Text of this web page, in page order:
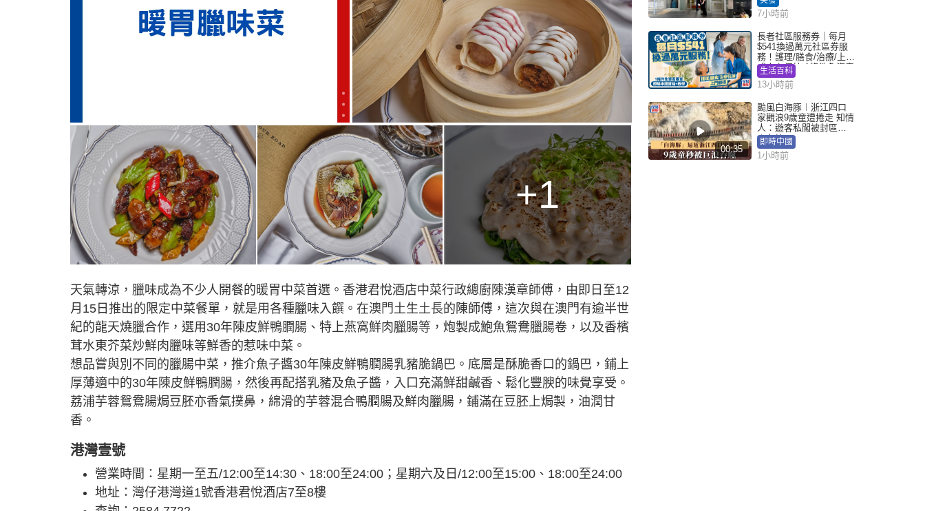
+1
天氣轉涼，臘味成為不少人開餐的暖胃中菜首選。香港君悅酒店中菜行政總廚陳漢章師傅，由即日至12
月15日推出的限定中菜餐單，就是用各種臘味入饌。在澳門土生土長的陳師傅，這次與在澳門有逾半世
紀的龍天燒臘合作，選用30年陳皮鮮鴨膶腸、特上燕窩鮮肉臘腸等，炮製成鮑魚鴛鴦臘腸卷，以及香檳
茸水東芥菜炒鮮肉臘味等鮮香的惹味中菜。
想品嘗與別不同的臘腸中菜，推介魚子醬30年陳皮鮮鴨膶腸乳豬脆鍋巴。底層是酥脆香口的鍋巴，鋪上
厚薄適中的30年陳皮鮮鴨膶腸，然後再配搭乳豬及魚子醬，入口充滿鮮甜鹹香、鬆化豐腴的味覺享受。
荔浦芋蓉鴛鴦腸焗豆胚亦香氣撲鼻，綿滑的芋蓉混合鴨膶腸及鮮肉臘腸，鋪滿在豆胚上焗製，油潤甘
香。
港灣壹號
營業時間：星期一至五/12:00至14:30、18:00至24:00；星期六及日/12:00至15:00、18:00至24:00
地址：灣仔港灣道1號香港君悅酒店7至8樓
7小時前
長者社區服務券｜每月
$541換過萬元社區券服
務！護理/膳食/治療/上門
或中心任揀 1條件免資產
審查（附申請資格及教
學）
生活百科
13小時前
00:35
颱風白海豚︱浙江四口
家觀浪9歲童遭捲走 知情
人：遊客私闖被封區域
︱有片
即時中國
1小時前